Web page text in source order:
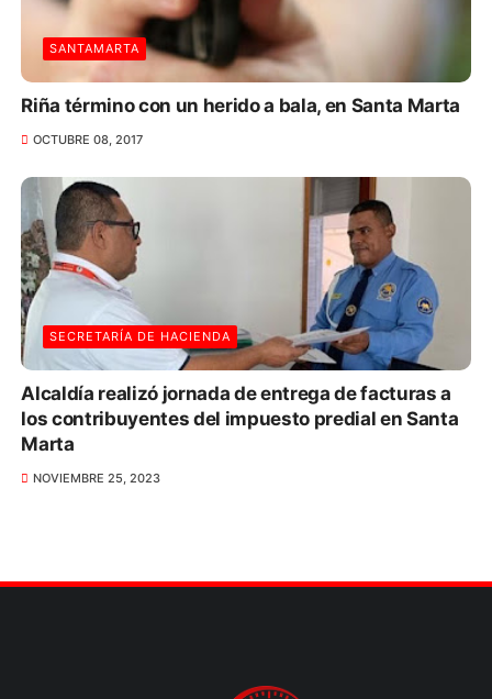
SANTAMARTA
Riña término con un herido a bala, en Santa Marta
OCTUBRE 08, 2017
SECRETARÍA DE HACIENDA
Alcaldía realizó jornada de entrega de facturas a
los contribuyentes del impuesto predial en Santa
Marta
NOVIEMBRE 25, 2023